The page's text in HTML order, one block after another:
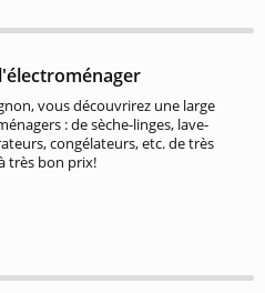
vous découvrirez une large
: de sèche-linges, lave-
congélateurs, etc. de très
très bon prix!